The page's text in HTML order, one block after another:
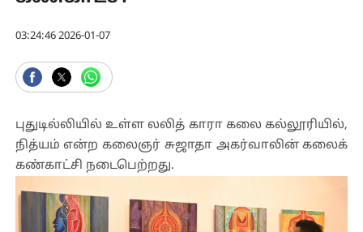
03:24:46 2026-01-07
புதுடில்லியில் உள்ள லலித் காரா கலை கல்லூரியில்,
நித்யம் என்ற கலைஞர் சுஜாதா அகர்வாலின் கலைக்
கண்காட்சி நடைபெற்றது.